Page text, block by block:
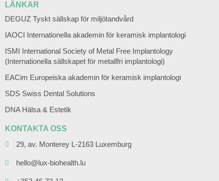
LÄNKAR
DEGUZ Tyskt sällskap för miljötandvård
IAOCI Internationella akademin för keramisk implantologi
ISMI International Society of Metal Free Implantology
(Internationella sällskapet för metallfri implantologi)
EACim Europeiska akademin för keramisk implantologi
SDS Swiss Dental Solutions
DNA Hälsa & Estetik
KONTAKTA OSS
29, av. Monterey L-2163 Luxemburg
hello@lux-biohealth.lu